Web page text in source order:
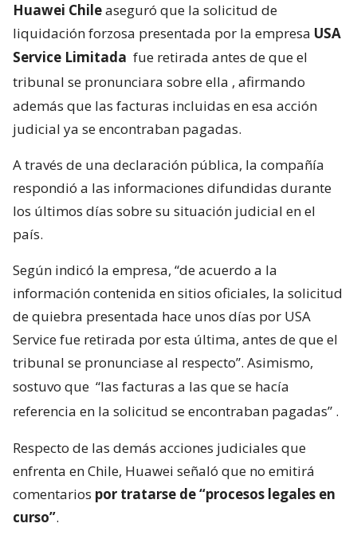
Huawei Chileaseguró que la solicitud de
liquidación forzosa presentada por la empresa USA
Service Limitada fue retirada antes de que el
tribunal se pronunciara sobre ella , afirmando
además que las facturas incluidas en esa acción
judicial ya se encontraban pagadas.
A través de una declaración pública, la compañía
respondió a las informaciones difundidas durante
los últimos días sobre su situación judicial en el
país.
Según indicó la empresa, “de acuerdo a la
información contenida en sitios oficiales, la solicitud
de quiebra presentada hace unos días por USA
Service fue retirada por esta última, antes de que el
tribunal se pronunciase al respecto”. Asimismo,
sostuvo que “las facturas a las que se hacía
referencia en la solicitud se encontraban pagadas” .
Respecto de las demás acciones judiciales que
enfrenta en Chile, Huawei señaló que no emitirá
comentarios por tratarse de “procesos legales en
curso”.